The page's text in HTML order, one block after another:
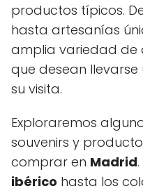
productos típicos.
hasta artesanías
amplia variedad de
que desean
su visita.
Exploraremos
souvenirs y
comprar en Madrid
ibérico hasta los